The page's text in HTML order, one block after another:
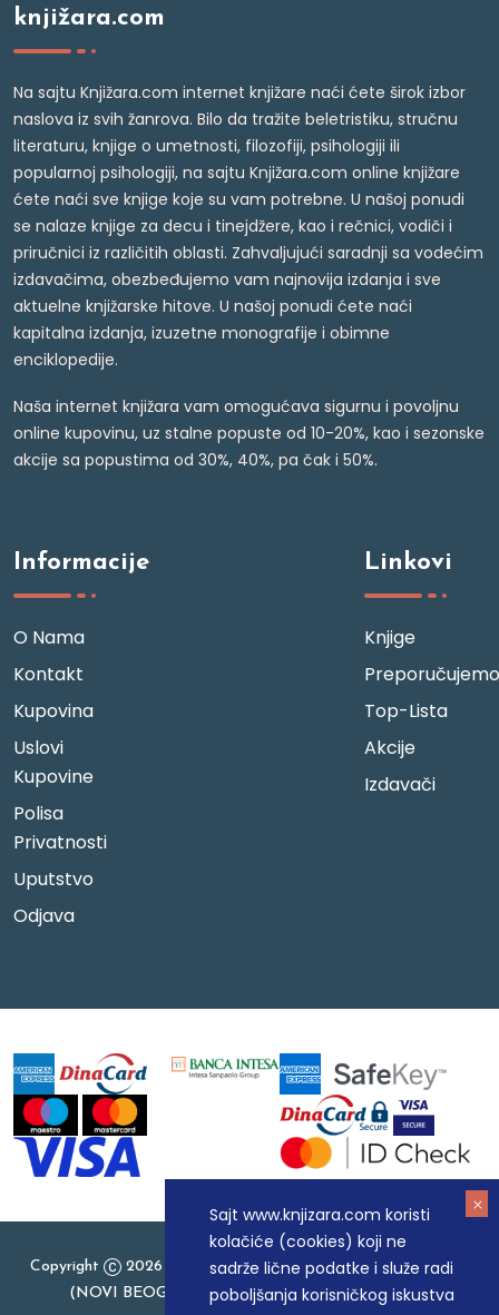
Sajt www.knjizara.com koristi
kolačiće (cookies) koji ne
sadrže lične podatke i služe radi
poboljšanja korisničkog iskustva
knjižara.com
Na sajtu Knjižara.com internet knjižare naći ćete širok izbor
naslova iz svih žanrova. Bilo da tražite beletristiku, stručnu
literaturu, knjige o umetnosti, filozofiji, psihologiji ili
popularnoj psihologiji, na sajtu Knjižara.com online knjižare
ćete naći sve knjige koje su vam potrebne. U našoj ponudi
se nalaze knjige za decu i tinejdžere, kao i rečnici, vodiči i
priručnici iz različitih oblasti. Zahvaljujući saradnji sa vodećim
izdavačima, obezbeđujemo vam najnovija izdanja i sve
aktuelne knjižarske hitove. U našoj ponudi ćete naći
kapitalna izdanja, izuzetne monografije i obimne
enciklopedije.
Naša internet knjižara vam omogućava sigurnu i povoljnu
online kupovinu, uz stalne popuste od 10-20%, kao i sezonske
akcije sa popustima od 30%, 40%, pa čak i 50%.
Informacije
O Nama
Kontakt
Kupovina
Uslovi
Kupovine
Polisa
Privatnosti
Uputstvo
Odjava
Linkovi
Knjige
Preporučujemo
Top-Lista
Akcije
Izdavači
Copyright
2026 Knjizara.com - MAKART DOO BEOGRAD
(NOVI BEOGRAD), PIB: 105184104, MB: 20337524